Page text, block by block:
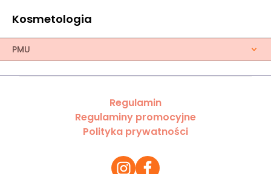
Kosmetologia
PMU
Regulamin
Regulaminy promocyjne
Polityka prywatności